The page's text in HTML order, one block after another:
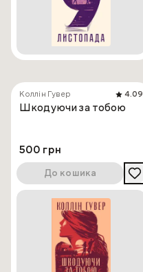
Коллін Гувер 4.09
Шкодуючи за тобою
500 грн
До кошика